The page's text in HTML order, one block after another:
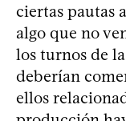
ciertas pautas
algo que no
los turnos de
deberían
ellos